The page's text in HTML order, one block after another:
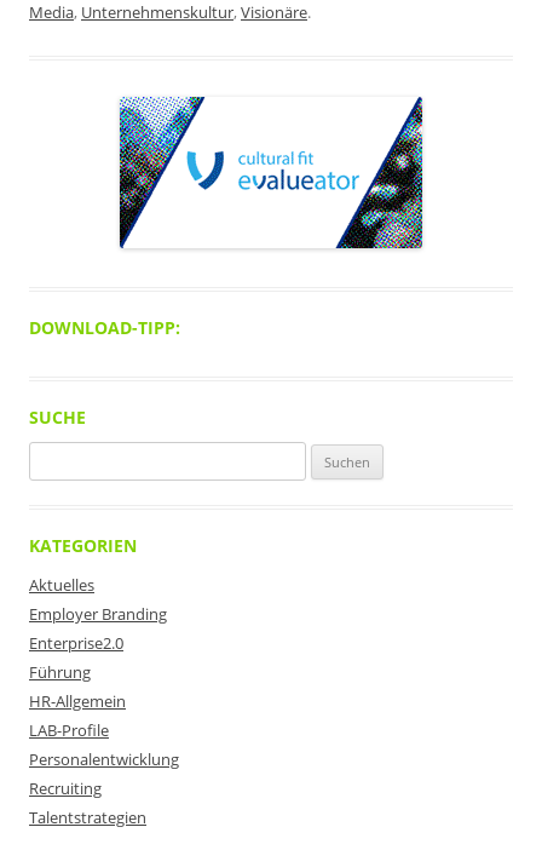
Media, Unternehmenskultur,Visionäre.
DOWNLOAD-TIPP:
SUCHE
nach:
KATEGORIEN
Aktuelles
Employer Branding
Enterprise2.0
Führung
HR-Allgemein
LAB-Profile
Personalentwicklung
Recruiting
Talentstrategien